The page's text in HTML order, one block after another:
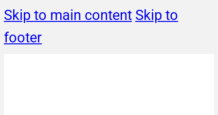
Skip to main content Skip to
footer